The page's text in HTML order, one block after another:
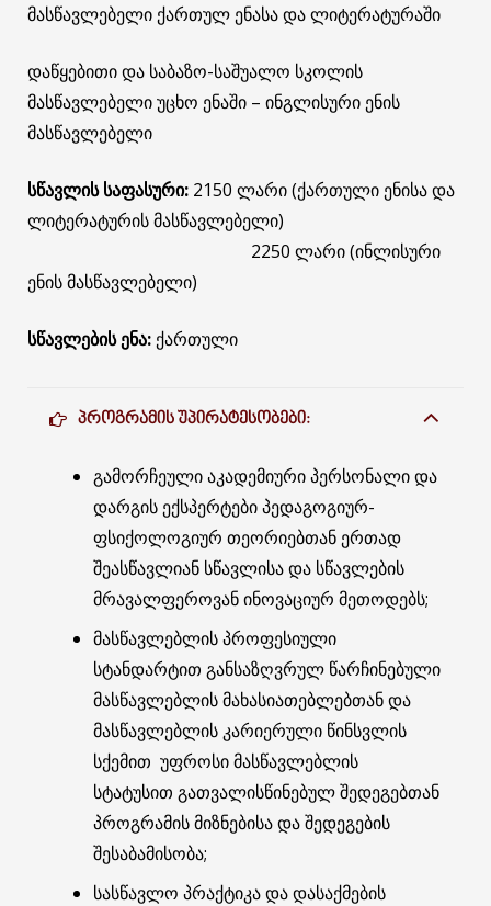
მასწავლებელი ქართულ ენასა და ლიტერატურაში
დაწყებითი და საბაზო-საშუალო სკოლის
მასწავლებელი უცხო ენაში – ინგლისური ენის
მასწავლებელი
სწავლის საფასური: 2150 ლარი (ქართული ენისა და
ლიტერატურის მასწავლებელი)
2250 ლარი (ინლისური
ენის მასწავლებელი)
სწავლების ენა: ქართული
ᲞᲠᲝᲒᲠᲐᲛᲘᲡ ᲣᲞᲘᲠᲐᲢᲔᲡᲝᲑᲔᲑᲘ:
გამორჩეული აკადემიური პერსონალი და
დარგის ექსპერტები პედაგოგიურ-
ფსიქოლოგიურ თეორიებთან ერთად
შეასწავლიან სწავლისა და სწავლების
მრავალფეროვან ინოვაციურ მეთოდებს;
მასწავლებლის პროფესიული
სტანდარტით განსაზღვრულ წარჩინებული
მასწავლებლის მახასიათებლებთან და
მასწავლებლის კარიერული წინსვლის
სქემით უფროსი მასწავლებლის
სტატუსით გათვალისწინებულ შედეგებთან
პროგრამის მიზნებისა და შედეგების
შესაბამისობა;
სასწავლო პრაქტიკა და დასაქმების